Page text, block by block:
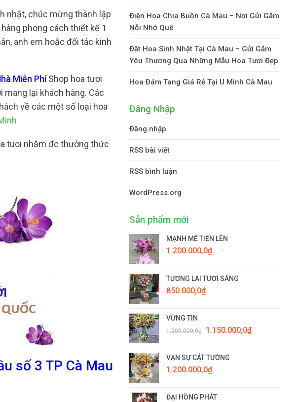
nhật, chúc mừng thành lập
phong cách thiết kế 1
anh em hoặc đối tác kinh
Miễn PhíShop hoa tươi
lại khách hàng. Các
về các một số loại hoa
tuoi nhằm đc thưởng thức
số 3 TP Cà Mau
Điện Hoa Chia Buồn Cà Mau – Nơi Gửi Gắm
Nỗi Nhớ Quê
Đặt Hoa Sinh Nhật Tại Cà Mau – Gửi Gắm
Yêu Thương Qua Những Mẫu Hoa Tươi Đẹp
Hoa Đám Tang Giá Rẻ Tại U Minh Cà Mau
Đăng Nhập
Đăng nhập
RSS bài viết
RSS bình luận
WordPress.org
Sản phẩm mới
MẠNH MẼ TIẾN LÊN
1.200.000,0₫
TƯƠNG LAI TƯƠI SÁNG
850.000,0₫
VỮNG TIN
1.200.000,0₫
Giá
1.200.000,0₫.
1.150.000,0₫Giá
VẠN SỰ CÁT TƯỜNG
1.200.000,0₫
ĐẠI HỒNG PHÁT